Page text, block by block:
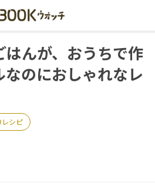
はんが、おうちで作
のにおしゃれなレ
レシピ